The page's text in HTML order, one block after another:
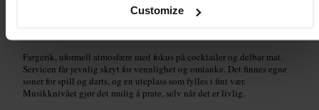
Customize
Hva du kan forvente
Fargerik, uformell atmosfære med fokus på cocktailer og delbar mat.
Servicen får jevnlig skryt for vennlighet og omtanke. Det finnes egne
soner for spill og darts, og en uteplass som fylles i fint vær.
Musikknivået gjør det mulig å prate, selv når det er livlig.